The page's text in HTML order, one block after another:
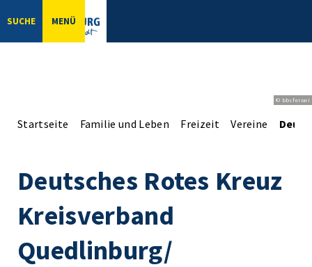
SUCHE MENÜ
© bbsferrari
Startseite Familie und Leben Freizeit Vereine
Deutsches Rotes Kreuz
Kreisverband
Quedlinburg/